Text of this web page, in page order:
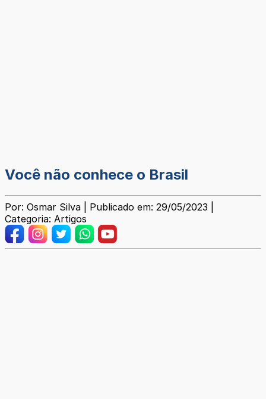
Você não conhece o Brasil
Por: Osmar Silva | Publicado em: 29/05/2023 |
Categoria: Artigos